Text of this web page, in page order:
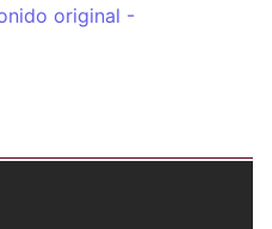
original -